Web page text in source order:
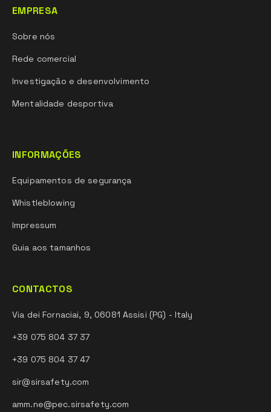
EMPRESA
Sobre nós
Rede comercial
Investigação e desenvolvimento
Mentalidade desportiva
INFORMAÇÕES
Equipamentos de segurança
Whistleblowing
Impressum
Guia aos tamanhos
CONTACTOS
Via dei Fornaciai, 9, 06081 Assisi (PG) - Italy
+39 075 804 37 37
+39 075 804 37 47
sir@sirsafety.com
amm.ne@pec.sirsafety.com